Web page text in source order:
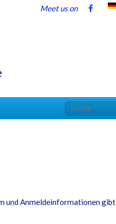
Meet us on
und Anmeldeinformationen gibt